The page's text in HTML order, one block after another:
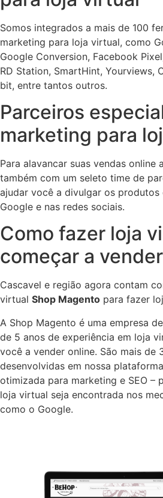
Somos integrados a mais de 100
marketing para loja virtual, como
Google Conversion, Facebook
RD Station, SmartHint, Yourviews,
bit, entre tantos outros.
Parceiros
marketing para
Para alavancar suas vendas online
também com um seleto time de
ajudar você a divulgar os
Google e nas redes sociais.
Como fazer loja
começar a
Cascavel e região agora contam
virtual Shop Magento para fazer
A Shop Magento é uma empresa
de 5 anos de experiência em loja
você a vender online. São mais de
desenvolvidas em nossa
otimizada para marketing e SEO –
loja virtual seja encontrada nos
como o Google.